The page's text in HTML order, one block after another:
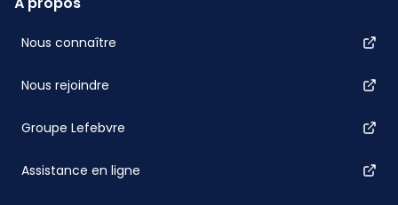
Nous connaître
Nous rejoindre
Groupe Lefebvre
Assistance en ligne